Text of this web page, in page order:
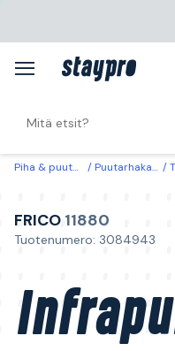
Piha & puutarha Puutarhakalusteet
FRICO 11880
Tuotenumero: 3084943